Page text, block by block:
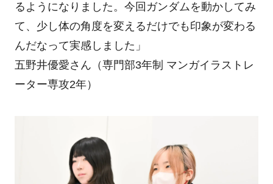
るようになりました。今回ガンダムを動かしてみ
て、少し体の角度を変えるだけでも印象が変わる
んだなって実感しました」
五野井優愛さん（専門部3年制 マンガイラストレ
ーター専攻2年）